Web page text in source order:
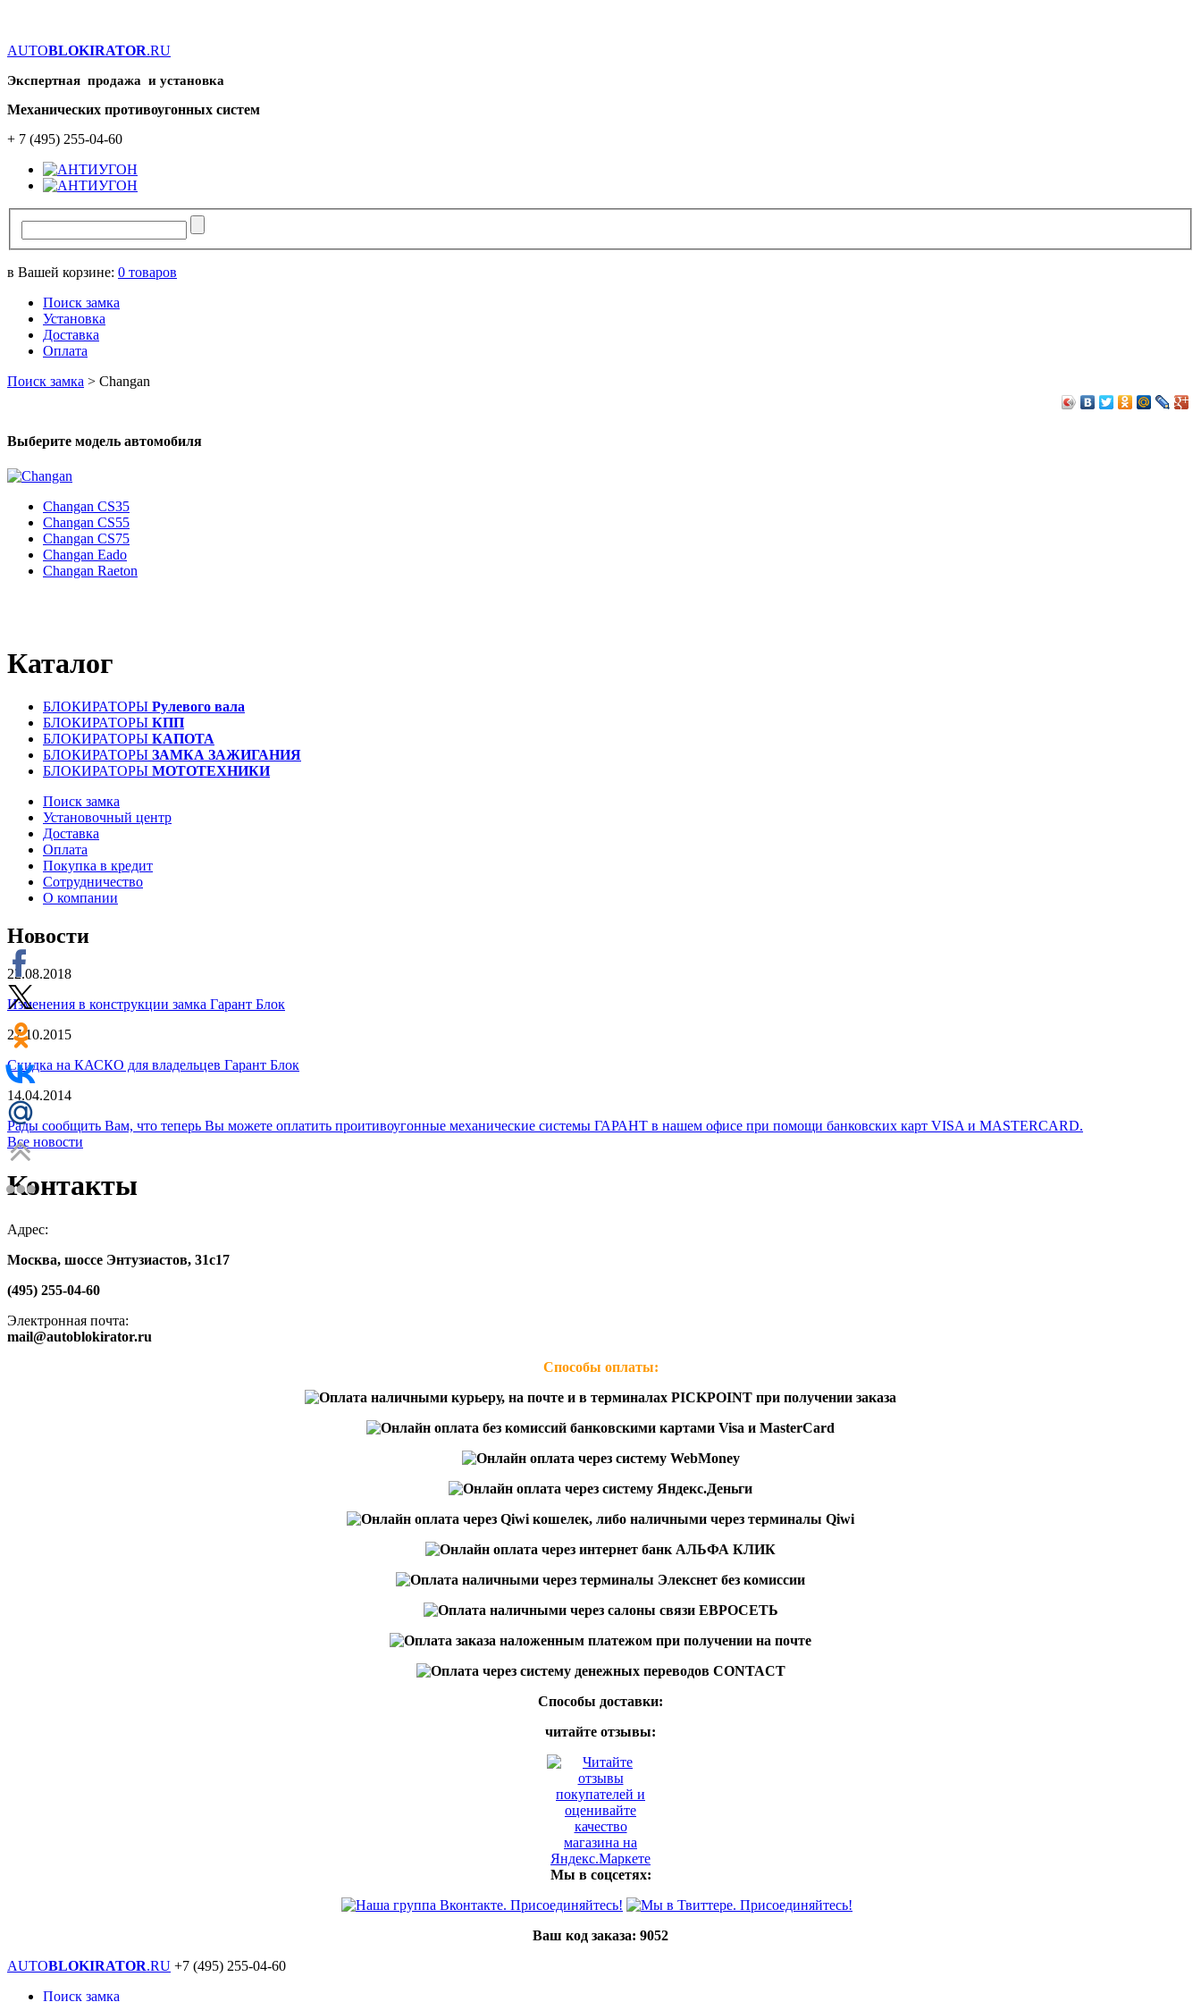
AUTOBLOKIRATOR.RU
Экспертная продажа и установка
Механических противоугонных систем
+ 7 (495) 255-04-60
в Вашей корзине: 0 товаров
Поиск замка
Установка
Доставка
Оплата
Поиск замка > Changan
Выберите модель автомобиля
Changan CS35
Changan CS55
Changan CS75
Changan Eado
Changan Raeton
Каталог
БЛОКИРАТОРЫ Рулевого вала
БЛОКИРАТОРЫ КПП
БЛОКИРАТОРЫ КАПОТА
БЛОКИРАТОРЫ ЗАМКА ЗАЖИГАНИЯ
БЛОКИРАТОРЫ МОТОТЕХНИКИ
Поиск замка
Установочный центр
Доставка
Оплата
Покупка в кредит
Сотрудничество
О компании
Новости
22.08.2018
Изменения в конструкции замка Гарант Блок
27.10.2015
Скидка на КАСКО для владельцев Гарант Блок
14.04.2014
Рады сообщить Вам, что теперь Вы можете оплатить проитивоугонные механические системы ГАРАНТ в нашем офисе при помощи банковских карт VISA и MASTERCARD.
Все новости
Контакты
Адрес:
Москва, шоссе Энтузиастов, 31с17
(495) 255-04-60
Электронная почта:
mail@autoblokirator.ru
Способы оплаты:
Способы доставки:
читайте отзывы:
Мы в соцсетях:
Ваш код заказа: 9052
AUTOBLOKIRATOR.RU +7 (495) 255-04-60
Поиск замка